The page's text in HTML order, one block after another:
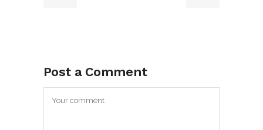
Post a Comment